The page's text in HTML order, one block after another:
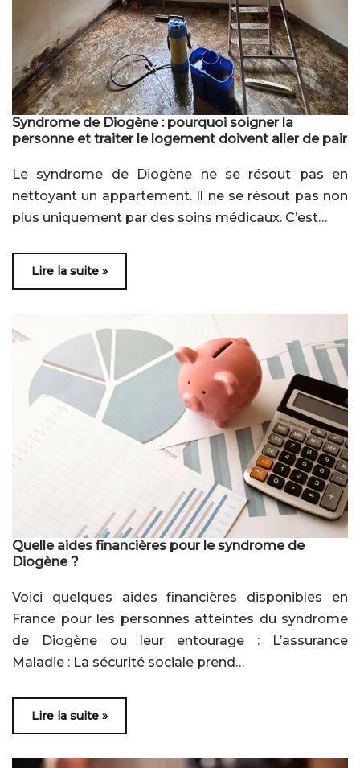
Syndrome de Diogène : pourquoi soigner la
personne et traiter le logement doivent aller de pair
Le syndrome de Diogène ne se résout pas en
nettoyant un appartement. Il ne se résout pas non
plus uniquement par des soins médicaux. C’est…
Lire la suite »
Quelle aides financières pour le syndrome de
Diogène ?
Voici quelques aides financières disponibles en
France pour les personnes atteintes du syndrome
de Diogène ou leur entourage : L’assurance
Maladie : La sécurité sociale prend…
Lire la suite »